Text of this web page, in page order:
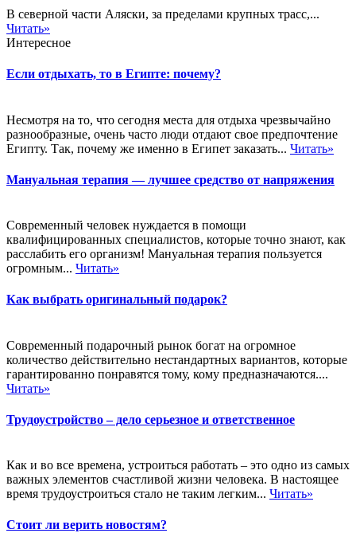
В северной части Аляски, за пределами крупных трасс,...
Читать»
Интересное
Если отдыхать, то в Египте: почему?
Несмотря на то, что сегодня места для отдыха чрезвычайно
разнообразные, очень часто люди отдают свое предпочтение
Египту. Так, почему же именно в Египет заказать... Читать»
Мануальная терапия — лучшее средство от напряжения
Современный человек нуждается в помощи
квалифицированных специалистов, которые точно знают, как
расслабить его организм! Мануальная терапия пользуется
огромным... Читать»
Как выбрать оригинальный подарок?
Современный подарочный рынок богат на огромное
количество действительно нестандартных вариантов, которые
гарантированно понравятся тому, кому предназначаются....
Читать»
Трудоустройство – дело серьезное и ответственное
Как и во все времена, устроиться работать – это одно из самых
важных элементов счастливой жизни человека. В настоящее
время трудоустроиться стало не таким легким... Читать»
Стоит ли верить новостям?